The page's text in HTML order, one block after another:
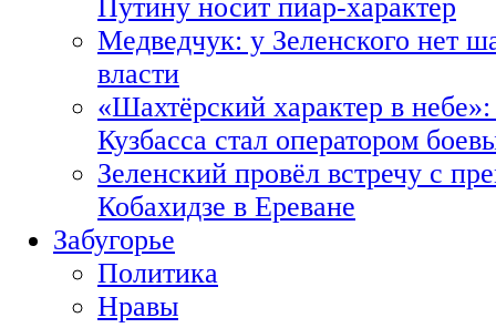
Путину носит пиар-характер
Медведчук: у Зеленского нет
власти
«Шахтёрский характер в
Кузбасса стал оператором
Зеленский провёл встречу с
Кобахидзе в Ереване
Забугорье
Политика
Нравы